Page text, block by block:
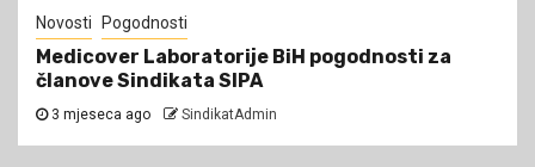
Novosti Pogodnosti
Medicover Laboratorije BiH pogodnosti za
članove Sindikata SIPA
3 mjeseca ago SindikatAdmin